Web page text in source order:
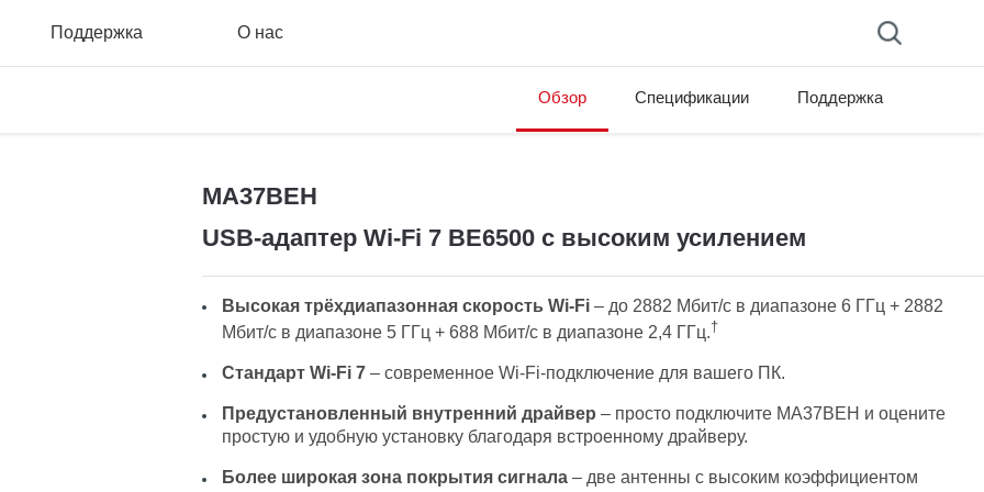
Поддержка О нас
Обзор Спецификации Поддержка
MA37BEH
USB-адаптер Wi-Fi 7 BE6500 с высоким усилением
Высокая трёхдиапазонная скорость Wi-Fi– до 2882 Мбит/с в диапазоне 6 ГГц + 2882
Мбит/с в диапазоне 5 ГГц + 688 Мбит/с в диапазоне 2,4 ГГц.†
Стандарт Wi-Fi 7– современное Wi-Fi-подключение для вашего ПК.
Предустановленный внутренний драйвер – просто подключите MA37BEH и оцените
простую и удобную установку благодаря встроенному драйверу.
Более широкая зона покрытия сигнала– две антенны с высоким коэффициентом